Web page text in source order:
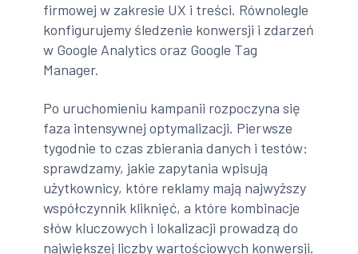
firmowej w zakresie UX i treści. Równolegle
konfigurujemy śledzenie konwersji i zdarzeń
w Google Analytics oraz Google Tag
Manager.
Po uruchomieniu kampanii rozpoczyna się
faza intensywnej optymalizacji. Pierwsze
tygodnie to czas zbierania danych i testów:
sprawdzamy, jakie zapytania wpisują
użytkownicy, które reklamy mają najwyższy
współczynnik kliknięć, a które kombinacje
słów kluczowych i lokalizacji prowadzą do
największej liczby wartościowych konwersji.